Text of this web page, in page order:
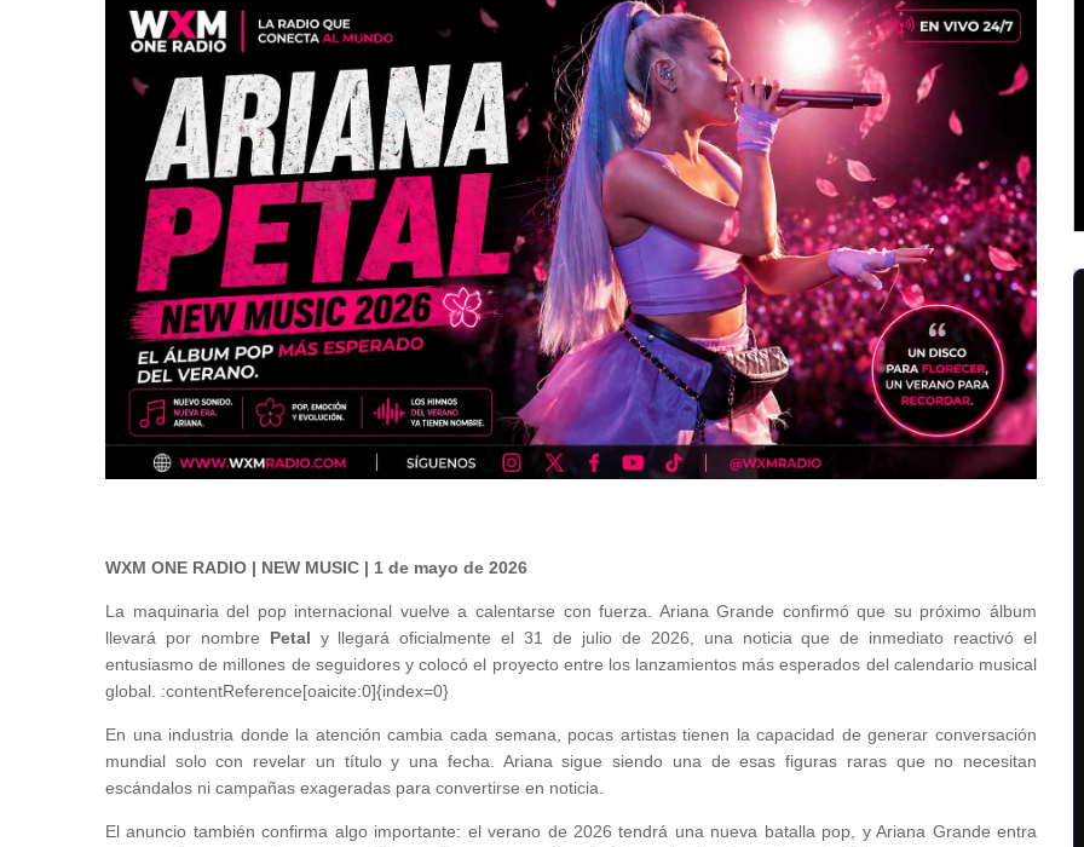
WXM ONE RADIO | NEW MUSIC | 1 de mayo de 2026
La maquinaria del pop internacional vuelve a calentarse con fuerza. Ariana Grande confirmó que su próximo álbum
llevará por nombre Petal y llegará oficialmente el 31 de julio de 2026, una noticia que de inmediato reactivó el
entusiasmo de millones de seguidores y colocó el proyecto entre los lanzamientos más esperados del calendario musical
global. :contentReference[oaicite:0]{index=0}
En una industria donde la atención cambia cada semana, pocas artistas tienen la capacidad de generar conversación
mundial solo con revelar un título y una fecha. Ariana sigue siendo una de esas figuras raras que no necesitan
escándalos ni campañas exageradas para convertirse en noticia.
El anuncio también confirma algo importante: el verano de 2026 tendrá una nueva batalla pop, y Ariana Grande entra